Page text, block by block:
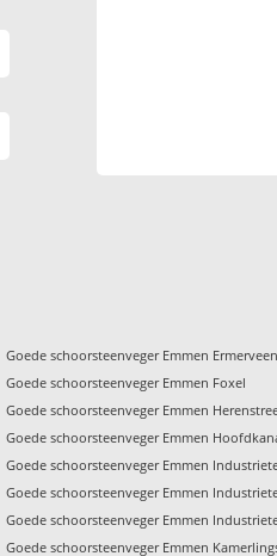
Goede schoorsteenveger Emmen Ermerveen
Goede schoorsteenveger Emmen Foxel
Goede schoorsteenveger Emmen
Goede schoorsteenveger Emmen
Goede schoorsteenveger Emmen
Goede schoorsteenveger Emmen
Goede schoorsteenveger Emmen
Goede schoorsteenveger Emmen